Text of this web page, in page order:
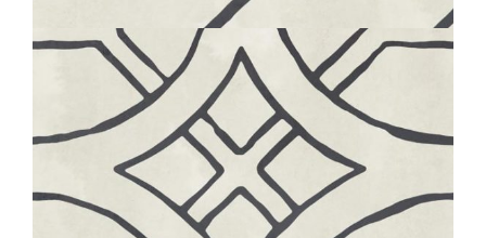
20X20